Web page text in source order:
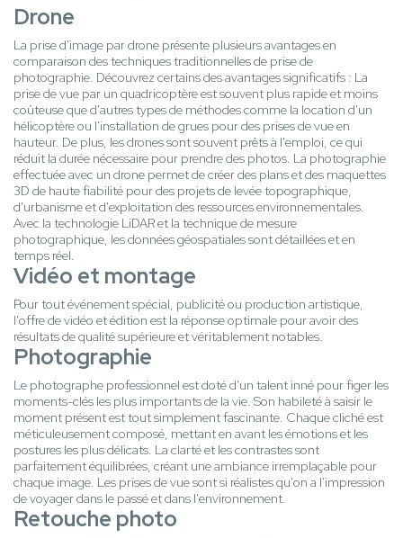
Drone
La prise d'image par drone présente plusieurs avantages en
comparaison des techniques traditionnelles de prise de
photographie. Découvrez certains des avantages significatifs : La
prise de vue par un quadricoptère est souvent plus rapide et moins
coûteuse que d'autres types de méthodes comme la location d'un
hélicoptère ou l'installation de grues pour des prises de vue en
hauteur. De plus, les drones sont souvent prêts à l'emploi, ce qui
réduit la durée nécessaire pour prendre des photos. La photographie
effectuée avec un drone permet de créer des plans et des maquettes
3D de haute fiabilité pour des projets de levée topographique,
d'urbanisme et d'exploitation des ressources environnementales.
Avec la technologie LiDAR et la technique de mesure
photographique, les données géospatiales sont détaillées et en
temps réel.
Vidéo et montage
Pour tout événement spécial, publicité ou production artistique,
l'offre de vidéo et édition est la réponse optimale pour avoir des
résultats de qualité supérieure et véritablement notables.
Photographie
Le photographe professionnel est doté d'un talent inné pour figer les
moments-clés les plus importants de la vie. Son habileté à saisir le
moment présent est tout simplement fascinante. Chaque cliché est
méticuleusement composé, mettant en avant les émotions et les
postures les plus délicats. La clarté et les contrastes sont
parfaitement équilibrées, créant une ambiance irremplaçable pour
chaque image. Les prises de vue sont si réalistes qu'on a l'impression
de voyager dans le passé et dans l'environnement.
Retouche photo